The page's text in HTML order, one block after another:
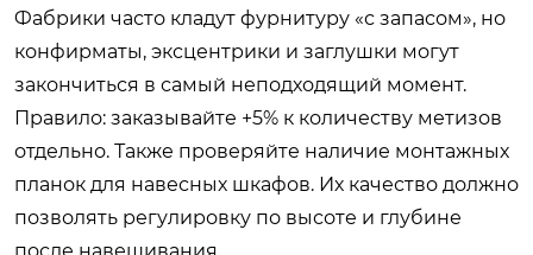
Фабрики часто кладут фурнитуру «с запасом», но
конфирматы, эксцентрики и заглушки могут
закончиться в самый неподходящий момент.
Правило: заказывайте +5% к количеству метизов
отдельно. Также проверяйте наличие монтажных
планок для навесных шкафов. Их качество должно
позволять регулировку по высоте и глубине
после навешивания.